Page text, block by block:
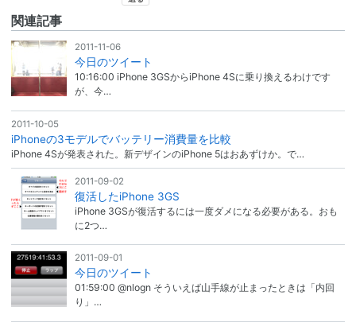
関連記事
2011-11-06
今日のツイート
10:16:00 iPhone 3GSからiPhone 4Sに乗り換えるわけです
が、今…
2011-10-05
iPhoneの3モデルでバッテリー消費量を比較
iPhone 4Sが発表された。新デザインのiPhone 5はおあずけか。で…
2011-09-02
復活したiPhone 3GS
iPhone 3GSが復活するには一度ダメになる必要がある。おも
に2つ…
2011-09-01
今日のツイート
01:59:00 @nlogn そういえば山手線が止まったときは「内回
り」…